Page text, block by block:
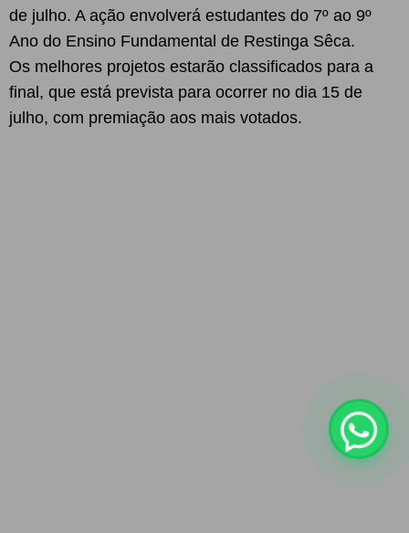
de julho. A ação envolverá estudantes do 7º ao 9º
Ano do Ensino Fundamental de Restinga Sêca.
Os melhores projetos estarão classificados para a
final, que está prevista para ocorrer no dia 15 de
julho, com premiação aos mais votados.